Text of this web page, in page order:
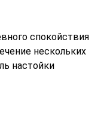
спокойствия
нескольких
настойки